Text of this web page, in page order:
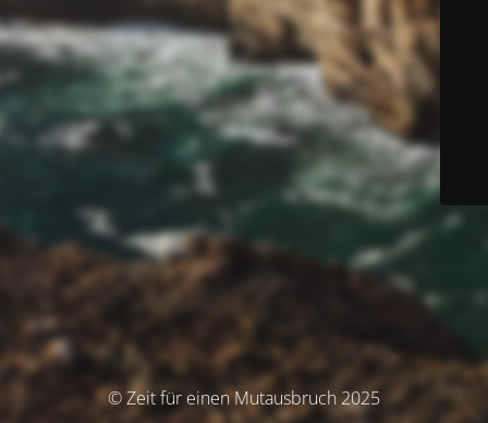
© Zeit für einen Mutausbruch 2025